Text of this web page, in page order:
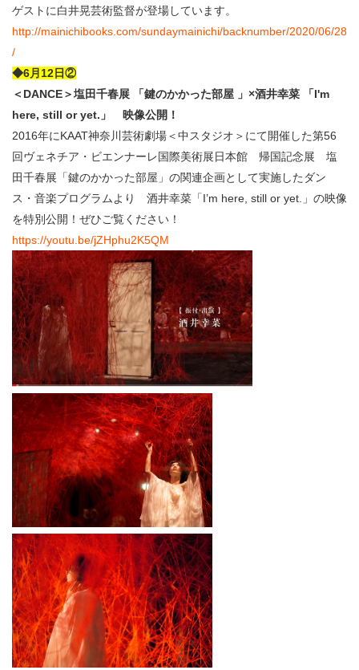
ゲストに白井晃芸術監督が登場しています。
http://mainichibooks.com/sundaymainichi/backnumber/2020/06/28
/
◆6月12日②
＜DANCE＞塩田千春展 「鍵のかかった部屋 」×酒井幸菜 「I'm
here, still or yet.」 映像公開！
2016年にKAAT神奈川芸術劇場＜中スタジオ＞にて開催した第56
回ヴェネチア・ビエンナーレ国際美術展日本館 帰国記念展 塩
田千春展「鍵のかかった部屋」の関連企画として実施したダン
ス・音楽プログラムより 酒井幸菜「I’m here, still or yet.」の映像
を特別公開！ぜひご覧ください！
https://youtu.be/jZHphu2K5QM